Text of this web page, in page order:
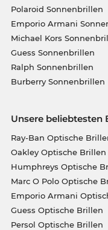
Polaroid Sonnenbrillen
Emporio Armani
Michael Kors
Guess Sonnenbrillen
Ralph Sonnenbrillen
Burberry Sonnenbrillen
Unsere beliebtesten
Ray-Ban Optische
Oakley Optische Brillen
Humphreys Optische
Marc O Polo Optische
Emporio Armani
Guess Optische Brillen
Persol Optische Brillen